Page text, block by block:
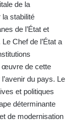
de la
la stabilité
de l’État et
Chef de l’État a
œuvre de cette
du pays. Le
et politiques
déterminante
de modernisation